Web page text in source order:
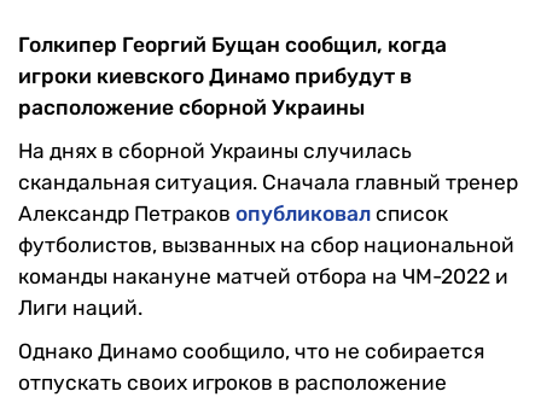
Голкипер Георгий Бущан сообщил, когда
игроки киевского Динамо прибудут в
расположение сборной Украины
На днях в сборной Украины случилась
скандальная ситуация. Сначала главный тренер
Александр Петраков опубликовал список
футболистов, вызванных на сбор национальной
команды накануне матчей отбора на ЧМ-2022 и
Лиги наций.
Однако Динамо сообщило, что не собирается
отпускать своих игроков в расположение